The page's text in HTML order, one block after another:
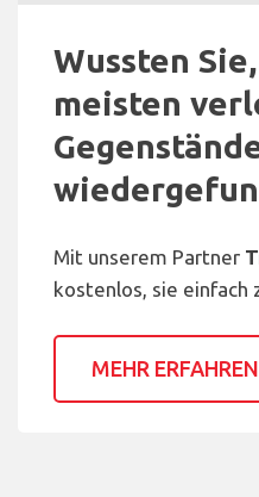
Wussten
meisten
Mit unserem Partner
kostenlos, sie einfach
MEHR ERFAHREN